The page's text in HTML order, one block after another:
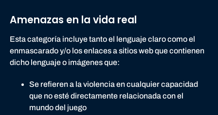
Amenazas en la vida real
Esta categoría incluye tanto el lenguaje claro como el
enmascarado y/o los enlaces a sitios web que contienen
dicho lenguaje o imágenes que:
Se refieren a la violencia en cualquier capacidad
que no esté directamente relacionada con el
mundo del juego